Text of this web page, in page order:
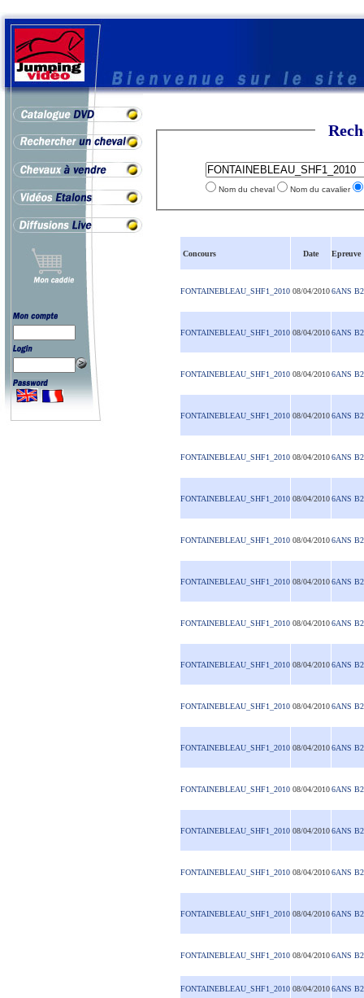
Nom du cheval Nom du cavalier
Concours Date Epreuve
FONTAINEBLEAU_SHF1_2010 08/04/2010 6ANS B2
FONTAINEBLEAU_SHF1_2010 08/04/2010 6ANS B2
FONTAINEBLEAU_SHF1_2010 08/04/2010 6ANS B2
FONTAINEBLEAU_SHF1_2010 08/04/2010 6ANS B2
FONTAINEBLEAU_SHF1_2010 08/04/2010 6ANS B2
FONTAINEBLEAU_SHF1_2010 08/04/2010 6ANS B2
FONTAINEBLEAU_SHF1_2010 08/04/2010 6ANS B2
FONTAINEBLEAU_SHF1_2010 08/04/2010 6ANS B2
FONTAINEBLEAU_SHF1_2010 08/04/2010 6ANS B2
FONTAINEBLEAU_SHF1_2010 08/04/2010 6ANS B2
FONTAINEBLEAU_SHF1_2010 08/04/2010 6ANS B2
FONTAINEBLEAU_SHF1_2010 08/04/2010 6ANS B2
FONTAINEBLEAU_SHF1_2010 08/04/2010 6ANS B2
FONTAINEBLEAU_SHF1_2010 08/04/2010 6ANS B2
FONTAINEBLEAU_SHF1_2010 08/04/2010 6ANS B2
FONTAINEBLEAU_SHF1_2010 08/04/2010 6ANS B2
FONTAINEBLEAU_SHF1_2010 08/04/2010 6ANS B2
FONTAINEBLEAU_SHF1_2010 08/04/2010 6ANS B2